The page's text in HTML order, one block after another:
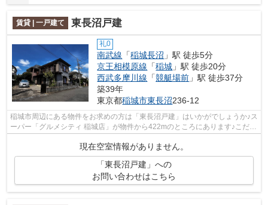
賃貸 | 一戸建て 東長沼戸建
礼0
南武線 「稲城長沼 」駅 徒歩5分
京王相模原線 「稲城 」駅 徒歩20分
西武多摩川線 「競艇場前 」駅 徒歩37分
築39年
東京都稲城市東長沼236-12
稲城市周辺にある物件をお求めの方は「東長沼戸建」はいかがでしょうか♪ス
ーパー「グルメシティ 稲城店」が物件から422mのところにあります♪こだわ
現在空室情報がありません。
「東長沼戸建」への
お問い合わせはこちら